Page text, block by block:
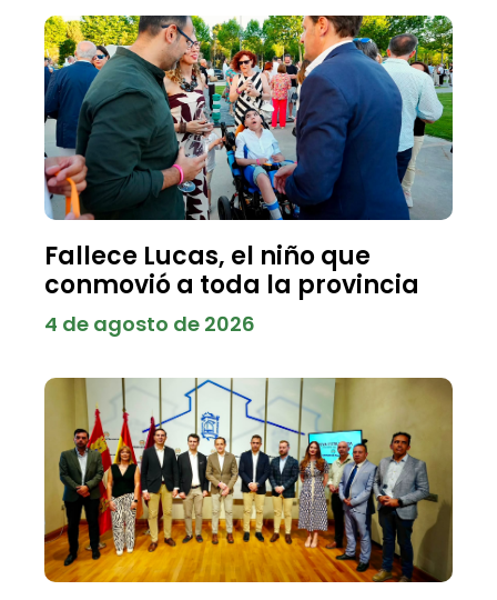
Fallece Lucas, el niño que
conmovió a toda la provincia
4 de agosto de 2026